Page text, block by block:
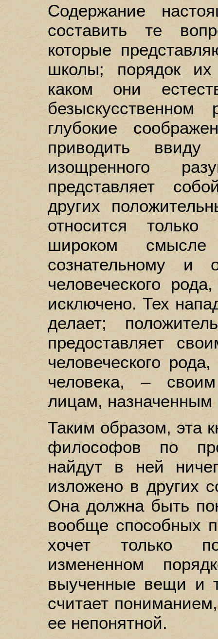
Содержание
составить те
которые
школы; порядок
каком они
глубокие
приводить
изощренного
представляет
других
относится
широком
сознательному и
человеческого
исключено. Тех
делает;
предоставляет
человеческого
человека, –
лицам, назначенным
Таким образом, эта
философов по
найдут в ней
изложено в других
Она должна быть
вообще способных
хочет только
измененном
выученные вещи и
считает
ее непонятной.